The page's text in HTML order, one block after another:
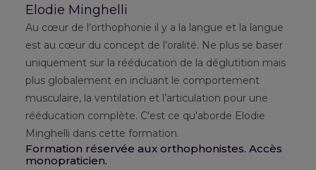
Elodie Minghelli
Au cœur de l’orthophonie il y a la langue et la langue
est au cœur du concept de l’oralité. Ne plus se baser
uniquement sur la rééducation de la déglutition mais
plus globalement en incluant le comportement
musculaire, la ventilation et l’articulation pour une
rééducation complète. C'est ce qu'aborde Elodie
Minghelli dans cette formation.
Formation réservée aux orthophonistes. Accès
monopraticien.